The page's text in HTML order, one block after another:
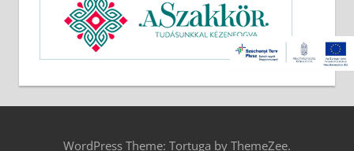
WordPress Theme: Tortuga by ThemeZee.